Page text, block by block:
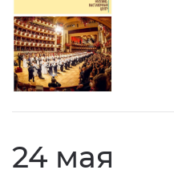
24 мая